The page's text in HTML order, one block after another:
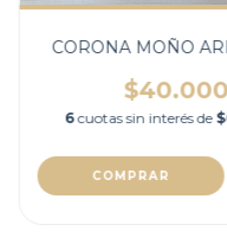
CORONA MOÑO
$40.000
6 cuotas sin interés de
COMPRAR